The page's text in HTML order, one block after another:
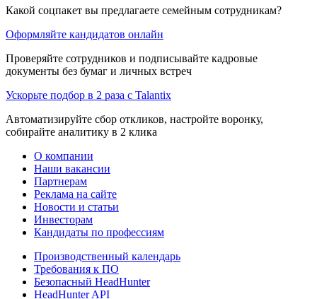
Какой соцпакет вы предлагаете семейным сотрудникам?
Оформляйте кандидатов онлайн
Проверяйте сотрудников и подписывайте кадровые
документы без бумаг и личных встреч
Ускорьте подбор в 2 раза с Talantix
Автоматизируйте сбор откликов, настройте воронку,
собирайте аналитику в 2 клика
О компании
Наши вакансии
Партнерам
Реклама на сайте
Новости и статьи
Инвесторам
Кандидаты по профессиям
Производственный календарь
Требования к ПО
Безопасный HeadHunter
HeadHunter API